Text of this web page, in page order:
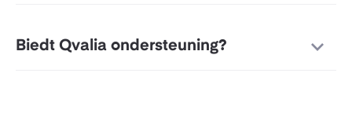
Biedt Qvalia ondersteuning?